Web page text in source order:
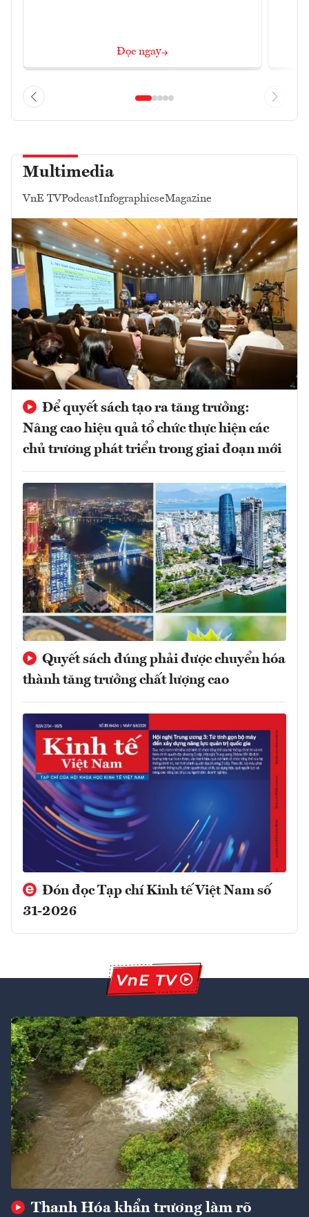
Đọc ngay
Multimedia
VnE TVPodcastInfographicseMagazine
Để quyết sách tạo ra tăng trưởng:
Nâng cao hiệu quả tổ chức thực hiện các
chủ trương phát triển trong giai đoạn mới
Quyết sách đúng phải được chuyển hóa
thành tăng trưởng chất lượng cao
Đón đọc Tạp chí Kinh tế Việt Nam số
31-2026
Thanh Hóa khẩn trương làm rõ